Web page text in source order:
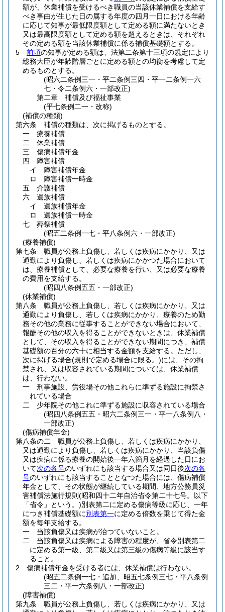
額が、休業補償を受けるべき職員の当該休業補償を支給す
べき事由が生じた日の属する年度の四月一日における年齢
に応じて知事が最低限度額として定める額に満たないとき
又は最高限度額として定める額を超えるときは、それぞれ
その定める額を当該休業補償に係る補償基礎額とする。
5
前項の知事が定める額は、法第二条第十三項の規定により
総務大臣が年齢階層ごとに定める額との均衡を考慮して定
めるものとする。
(昭六二条例三一・平二条例三四・平一二条例一六
七・令二条例六・一部改正)
第二章
補償及び福祉事業
(平七条例二一・改称)
(補償の種類)
第六条
補償の種類は、次に掲げるものとする。
一
療養補償
二
休業補償
三
傷病補償年金
四
障害補償
イ
障害補償年金
ロ
障害補償一時金
五
介護補償
六
遺族補償
イ
遺族補償年金
ロ
遺族補償一時金
七
葬祭補償
(昭五二条例一七・平八条例六・一部改正)
(療養補償)
第七条
職員が公務上負傷し、若しくは疾病にかかり、又は
通勤により負傷し、若しくは疾病にかかつた場合において
は、療養補償として、必要な療養を行い、又は必要な療養
の費用を支給する。
(昭四八条例五五・一部改正)
(休業補償)
第八条
職員が公務上負傷し、若しくは疾病にかかり、又は
通勤により負傷し、若しくは疾病にかかり、療養のため勤
務その他の業務に従事することができない場合において、
報酬その他の収入を得ることができないときは、休業補償
として、その収入を得ることができない期間につき、補償
基礎額の百分の六十に相当する金額を支給する。 ただし、
次に掲げる場合(規則で定める場合に限る。)には、その拘
禁され、又は収容されている期間については、休業補償
は、行わない。
一
刑事施設、労役場その他これらに準ずる施設に拘禁さ
れている場合
二
少年院その他これに準ずる施設に収容されている場合
(昭四八条例五五・昭六二条例三一・平一八条例八・
一部改正)
(傷病補償年金)
第八条の二
職員が公務上負傷し、若しくは疾病にかかり、
又は通勤により負傷し、若しくは疾病にかかり、当該負傷
又は疾病に係る療養の開始後一年六箇月を経過した日にお
いて次の各号のいずれにも該当する場合又は同日後次の各
号のいずれにも該当することとなつた場合には、傷病補償
年金として、その状態が継続している期間、地方公務員災
害補償法施行規則 (昭和四十二年自治省令第二十七号。以下
「省令」という。)別表第二に定める傷病等級に応じ、一年
につき補償基礎額に別表第一に定める倍数を乗じて得た金
額を毎年支給する。
一
当該負傷又は疾病が治つていないこと。
二
当該負傷又は疾病による障害の程度が、省令別表第二
に定める第一級、第二級又は第三級の傷病等級に該当す
ること。
2
傷病補償年金を受ける者には、休業補償は行わない。
(昭五二条例一七・追加、昭五七条例三七・平八条例
三二・平一六条例八・一部改正)
(障害補償)
第九条
職員が公務上負傷し、若しくは疾病にかかり、又は